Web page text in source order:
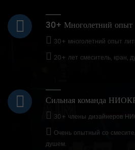
30+ Многолетний опыт
30+ многолетний опыт
20+ лет смеситель, кран,
Сильная команда
30+ члены дизайнеров
Очень опытный со
душем.